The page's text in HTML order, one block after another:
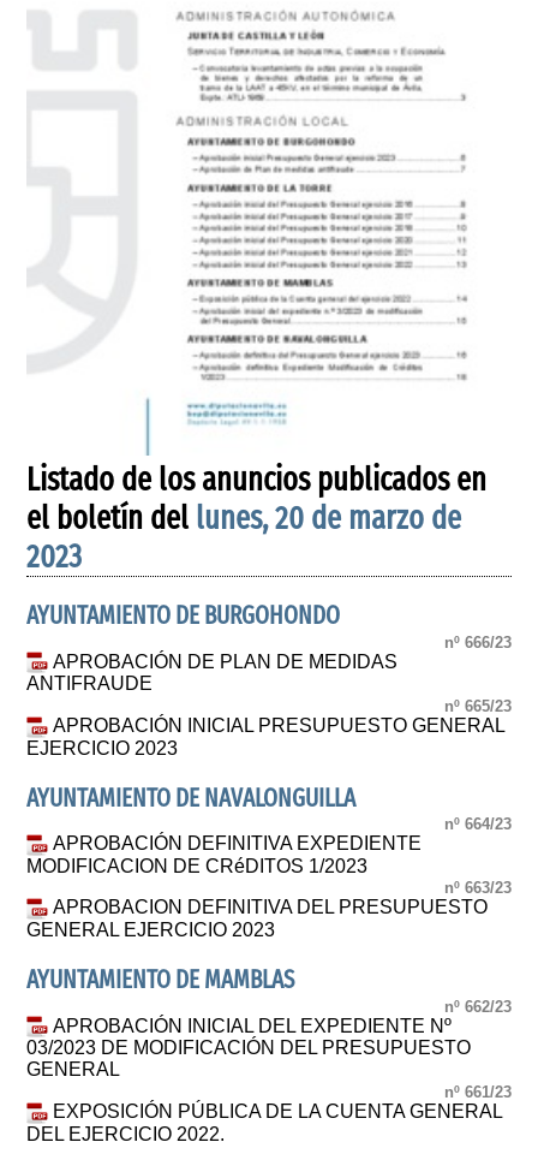
Listado de los anuncios publicados en
el boletín del lunes, 20 de marzo de
2023
AYUNTAMIENTO DE BURGOHONDO
nº 666/23
APROBACIÓN DE PLAN DE MEDIDAS
ANTIFRAUDE
nº 665/23
APROBACIÓN INICIAL PRESUPUESTO GENERAL
EJERCICIO 2023
AYUNTAMIENTO DE NAVALONGUILLA
nº 664/23
APROBACIÓN DEFINITIVA EXPEDIENTE
MODIFICACION DE CRéDITOS 1/2023
nº 663/23
APROBACION DEFINITIVA DEL PRESUPUESTO
GENERAL EJERCICIO 2023
AYUNTAMIENTO DE MAMBLAS
nº 662/23
APROBACIÓN INICIAL DEL EXPEDIENTE Nº
03/2023 DE MODIFICACIÓN DEL PRESUPUESTO
GENERAL
nº 661/23
EXPOSICIÓN PÚBLICA DE LA CUENTA GENERAL
DEL EJERCICIO 2022.